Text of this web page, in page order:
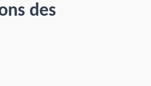
des